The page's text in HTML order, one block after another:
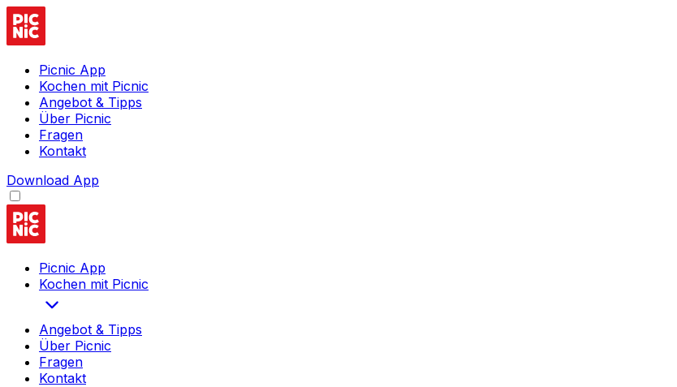
Picnic App
Kochen mit Picnic
Angebot & Tipps
Über Picnic
Fragen
Kontakt
Download App
Picnic App
Kochen mit Picnic
Angebot & Tipps
Über Picnic
Fragen
Kontakt